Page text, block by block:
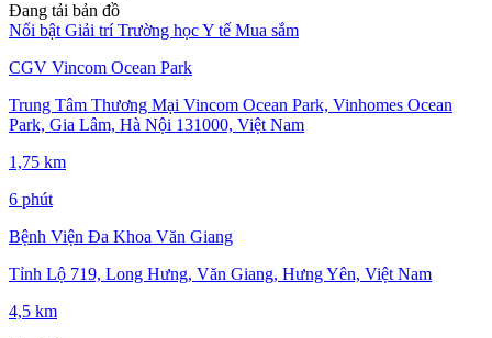
Đang tải bản đồ
Nổi bật Giải trí Trường họcY tế Mua sắm
CGV Vincom Ocean Park
Trung Tâm Thương Mại Vincom Ocean Park, Vinhomes Ocean
Park, Gia Lâm, Hà Nội 131000, Việt Nam
1,75 km
6 phút
Bệnh Viện Đa Khoa Văn Giang
Tỉnh Lộ 719, Long Hưng, Văn Giang, Hưng Yên, Việt Nam
4,5 km